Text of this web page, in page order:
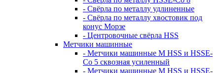
- Свёрла по металлу удлиненные
- Свёрла по металлу хвостовик под
конус Морзе
- Центровочные свёрла HSS
Метчики машинные
- Метчики машинные M HSS и HSSE-
Co 5 сквозная усиленный
- Метчики машинные M HSS и HSSE-